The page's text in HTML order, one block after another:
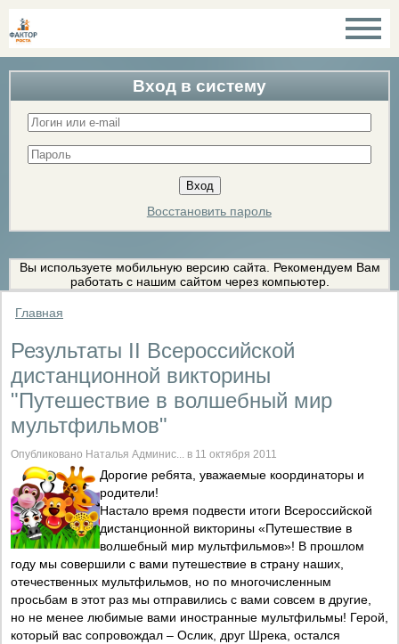
Вход в систему
Восстановить пароль
Вы используете мобильную версию сайта. Рекомендуем Вам
работать с нашим сайтом через компьютер.
Главная
Результаты II Всероссийской
дистанционной викторины
"Путешествие в волшебный мир
мультфильмов"
Опубликовано Наталья Админис... в 11 октября 2011
Дорогие ребята, уважаемые координаторы и
родители!
Настало время подвести итоги Всероссийской
дистанционной викторины «Путешествие в
волшебный мир мультфильмов»! В прошлом
году мы совершили с вами путешествие в страну наших,
отечественных мультфильмов, но по многочисленным
просьбам в этот раз мы отправились с вами совсем в другие,
но не менее любимые вами иностранные мультфильмы! Герой,
который вас сопровождал – Ослик, друг Шрека, остался